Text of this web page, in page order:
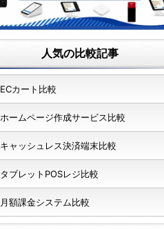
人気の比較記事
ECカート比較
ホームページ作成サービス比較
キャッシュレス決済端末比較
タブレットPOSレジ比較
月額課金システム比較